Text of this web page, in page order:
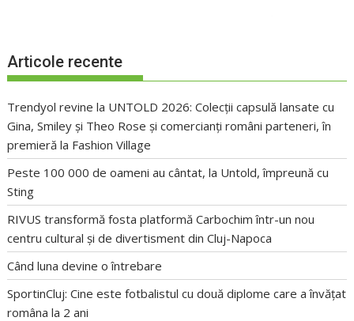
Articole recente
Trendyol revine la UNTOLD 2026: Colecții capsulă lansate cu
Gina, Smiley și Theo Rose și comercianți români parteneri, în
premieră la Fashion Village
Peste 100 000 de oameni au cântat, la Untold, împreună cu
Sting
RIVUS transformă fosta platformă Carbochim într-un nou
centru cultural și de divertisment din Cluj-Napoca
Când luna devine o întrebare
SportinCluj: Cine este fotbalistul cu două diplome care a învățat
româna la 2 ani